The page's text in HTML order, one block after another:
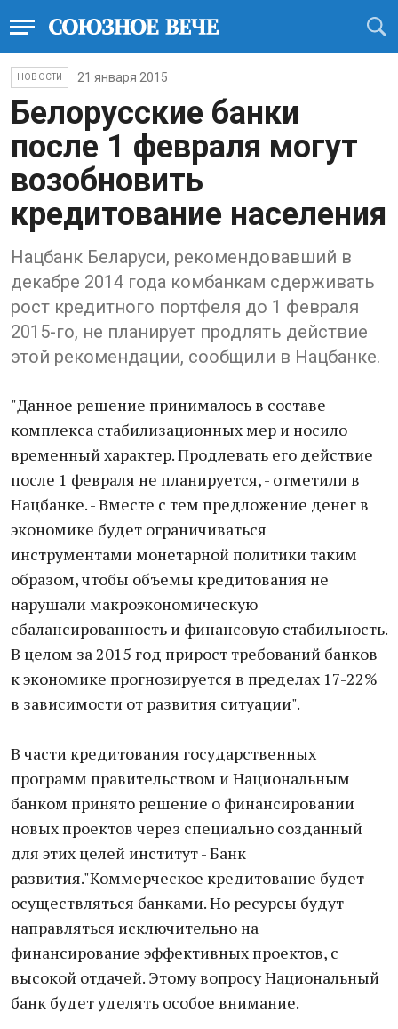
НОВОСТИ 21 января 2015
Белорусские банки
после 1 февраля могут
возобновить
кредитование населения
Нацбанк Беларуси, рекомендовавший в
декабре 2014 года комбанкам сдерживать
рост кредитного портфеля до 1 февраля
2015-го, не планирует продлять действие
этой рекомендации, сообщили в Нацбанке.
"Данное решение принималось в составе
комплекса стабилизационных мер и носило
временный характер. Продлевать его действие
после 1 февраля не планируется, - отметили в
Нацбанке. - Вместе с тем предложение денег в
экономике будет ограничиваться
инструментами монетарной политики таким
образом, чтобы объемы кредитования не
нарушали макроэкономическую
сбалансированность и финансовую стабильность.
В целом за 2015 год прирост требований банков
к экономике прогнозируется в пределах 17-22%
в зависимости от развития ситуации".
В части кредитования государственных
программ правительством и Национальным
банком принято решение о финансировании
новых проектов через специально созданный
для этих целей институт - Банк
развития."Коммерческое кредитование будет
осуществляться банками. Но ресурсы будут
направляться исключительно на
финансирование эффективных проектов, с
высокой отдачей. Этому вопросу Национальный
банк будет уделять особое внимание.